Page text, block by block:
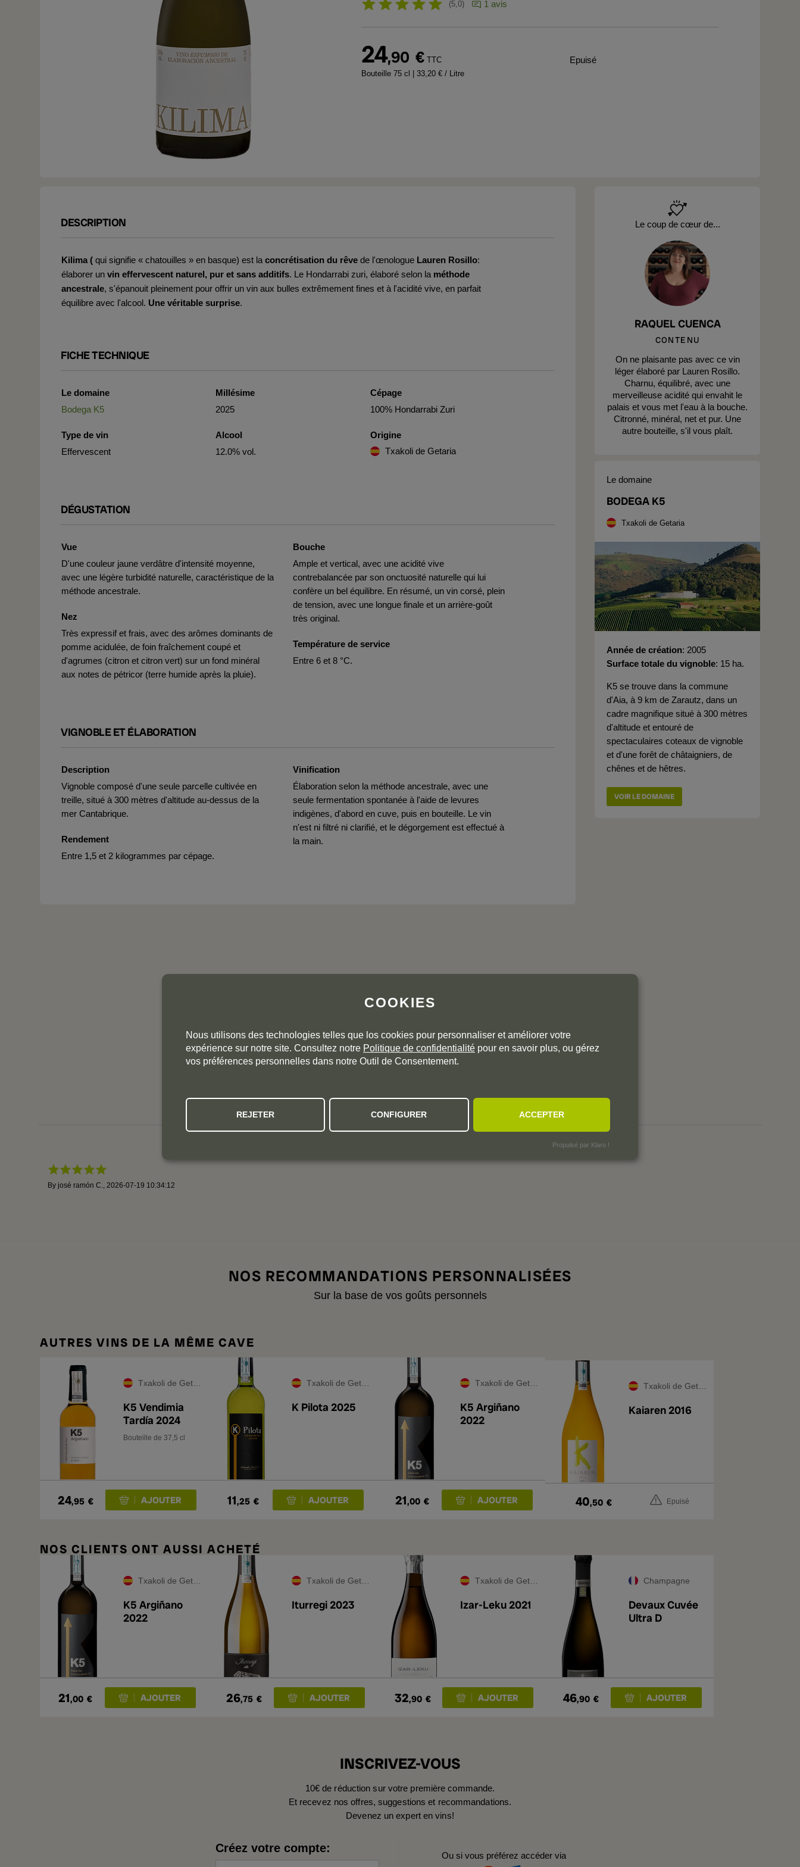
5,0 1 avis
24,90 € TTC
Bouteille 75 cl | 33,20 € / Litre
Epuisé
DESCRIPTION
Kilima ( qui signifie « chatouilles » en basque) est la concrétisation du rêve de l'œnologue Lauren Rosillo:
élaborer un vin effervescent naturel, pur et sans additifs. Le Hondarrabi zuri, élaboré selon la méthode
ancestrale, s'épanouit pleinement pour offrir un vin aux bulles extrêmement fines et à l'acidité vive, en parfait
équilibre avec l'alcool. Une véritable surprise.
FICHE TECHNIQUE
Le domaine
Bodega K5
Type de vin
Effervescent
Millésime
2025
Alcool
12.0% vol.
Cépage
100% Hondarrabi Zuri
Origine
Txakoli de Getaria
DÉGUSTATION
Vue
D'une couleur jaune verdâtre d'intensité moyenne,
avec une légère turbidité naturelle, caractéristique de la
méthode ancestrale.
Nez
Très expressif et frais, avec des arômes dominants de
pomme acidulée, de foin fraîchement coupé et
d'agrumes (citron et citron vert) sur un fond minéral
aux notes de pétricor (terre humide après la pluie).
Bouche
Ample et vertical, avec une acidité vive
contrebalancée par son onctuosité naturelle qui lui
confère un bel équilibre. En résumé, un vin corsé, plein
de tension, avec une longue finale et un arrière-goût
très original.
Température de service
Entre 6 et 8 °C.
VIGNOBLE ET ÉLABORATION
Description
Vignoble composé d'une seule parcelle cultivée en
treille, situé à 300 mètres d'altitude au-dessus de la
mer Cantabrique.
Rendement
Entre 1,5 et 2 kilogrammes par cépage.
Vinification
Élaboration selon la méthode ancestrale, avec une
seule fermentation spontanée à l'aide de levures
indigènes, d'abord en cuve, puis en bouteille. Le vin
n'est ni filtré ni clarifié, et le dégorgement est effectué à
la main.
Le coup de cœur de...
RAQUEL CUENCA
CONTENU
On ne plaisante pas avec ce vin
léger élaboré par Lauren Rosillo.
Charnu, équilibré, avec une
merveilleuse acidité qui envahit le
palais et vous met l'eau à la bouche.
Citronné, minéral, net et pur. Une
autre bouteille, s'il vous plaît.
Le domaine
BODEGA K5
Txakoli de Getaria
Année de création 2005
Surface totale du vignoble 15 ha.
K5 se trouve dans la commune
d'Aia, à 9 km de Zarautz, dans un
cadre magnifique situé à 300 mètres
d'altitude et entouré de
spectaculaires coteaux de vignoble
et d'une forêt de châtaigniers, de
chênes et de hêtres.
VOIR LE DOMAINE
5,0
1 avis
5
1
4
0
3
Millésimes: 2025
By josé ramón C., 2026-07-19 10:34:12
NOS RECOMMANDATIONS PERSONNALISÉES
Sur la base de vos goûts personnels
AUTRES VINS DE LA MÊME CAVE
Txakoli de Getaria
K5 Vendimia
Tardía 2024
Bouteille de 37,5 cl
24,95 €
Txakoli de Getaria
K Pilota 2025
11,25 €
Txakoli de Getaria
K5 Argiñano
2022
21,00 €
Txakoli de Getaria
Kaiaren 2016
40,50 € Epuisé
NOS CLIENTS ONT AUSSI ACHETÉ
Txakoli de Getaria
K5 Argiñano
2022
21,00 €
Txakoli de Getaria
Iturregi 2023
26,75 €
Txakoli de Getaria
Izar-Leku 2021
32,90 €
Champagne
Devaux Cuvée
Ultra D
46,90 €
INSCRIVEZ-VOUS
10€ de réduction sur votre première commande.
Et recevez nos offres, suggestions et recommandations.
Devenez un expert en vins!
Créez votre compte:
Ou si vous préférez accéder via
COOKIES
Nous utilisons des technologies telles que los cookies pour personnaliser et améliorer votre
expérience sur notre site. Consultez notre Politique de confidentialité pour en savoir plus, ou gérez
vos préférences personnelles dans notre Outil de Consentement.
REJETER CONFIGURER ACCEPTER
Propulsé par Klaro !